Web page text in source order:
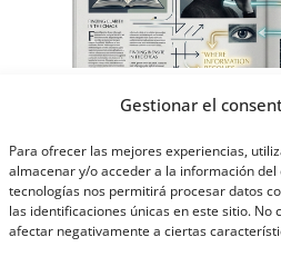
Gestionar el
Para ofrecer las mejores experiencias,
almacenar y/o acceder a la información
tecnologías nos permitirá procesar datos
las identificaciones únicas en este sitio.
afectar negativamente a ciertas
La ciencia del diseño
marzo 9, 2026
Cuando pensamos en una revista
profesional, solemos centrarnos
Leer más »